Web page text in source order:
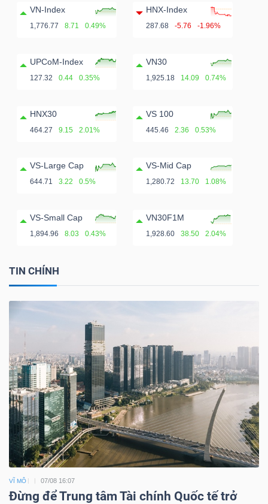
VN-Index
1,776.77 8.71 0.49%
HNX-Index
287.68 -5.76 -1.96%
UPCoM-Index
127.32 0.44 0.35%
VN30
1,925.18 14.09 0.74%
HNX30
464.27 9.15 2.01%
VS 100
445.46 2.36 0.53%
VS-Large Cap
644.71 3.22 0.5%
VS-Mid Cap
1,280.72 13.70 1.08%
VS-Small Cap
1,894.96 8.03 0.43%
VN30F1M
1,928.60 38.50 2.04%
TIN CHÍNH
VĨ MÔ 07/08 16:07
Đừng để Trung tâm Tài chính Quốc tế trở